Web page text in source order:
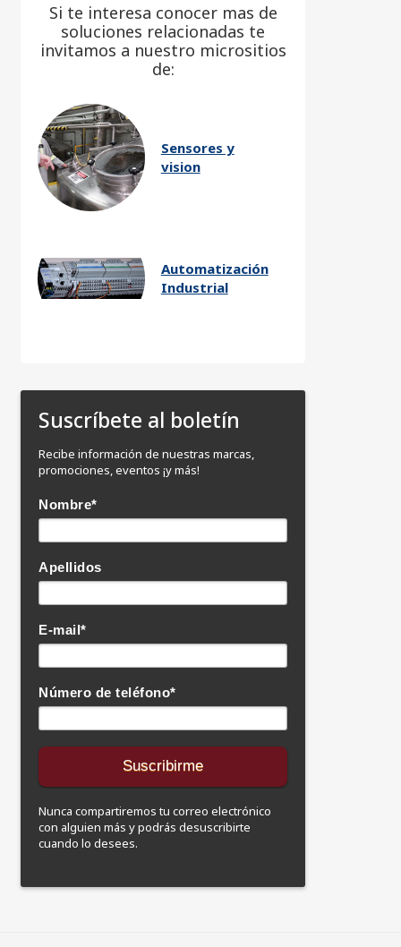
Si te interesa conocer mas de
soluciones relacionadas te
invitamos a nuestro micrositios
de:
Sensores y
vision
Automatización
Industrial
Suscríbete al boletín
Recibe información de nuestras marcas,
promociones, eventos ¡y más!
Nombre*
Apellidos
E-mail*
Número de teléfono*
Nunca compartiremos tu correo electrónico
con alguien más y podrás desuscribirte
cuando lo desees.